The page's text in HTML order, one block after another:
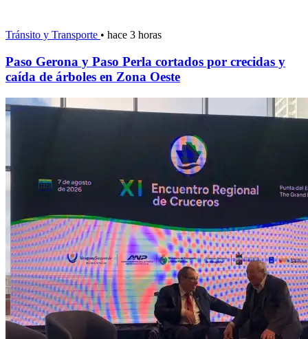
Tránsito y Transporte • hace 3 horas
Paso Gerona y Paso Perla cortados por crecidas y
caída de árboles en Zona Oeste